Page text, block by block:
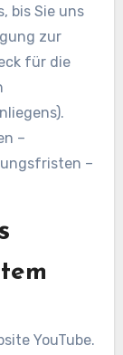
bis Sie uns
zur
für die
–
–
YouTube.